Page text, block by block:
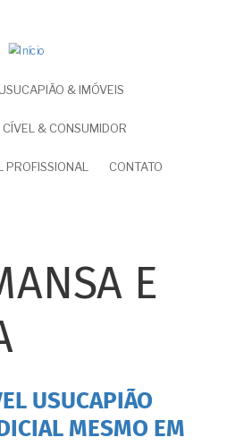
& IMÓVEIS
CÍVEL & CONSUMIDOR
PROFISSIONAL CONTATO
E
USUCAPIÃO
MESMO EM